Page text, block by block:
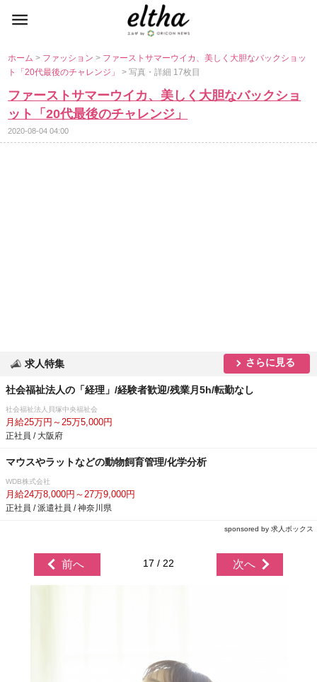
ホーム> ファッション> ファーストサマーウイカ、美しく大胆なバックショッ
ト「20代最後のチャレンジ」> 写真・詳細 17枚目
ファーストサマーウイカ、美しく大胆なバックショ
ット「20代最後のチャレンジ」
2020-08-04 04:00
求人特集 さらに見る
社会福祉法人の「経理」/経験者歓迎/残業月5h/転勤なし
社会福祉法人貝塚中央福祉会
月給25万円～25万5,000円
正社員 / 大阪府
マウスやラットなどの動物飼育管理/化学分析
WDB株式会社
月給24万8,000円～27万9,000円
正社員 / 派遣社員 / 神奈川県
sponsored by 求人ボックス
前へ 17 / 22 次へ